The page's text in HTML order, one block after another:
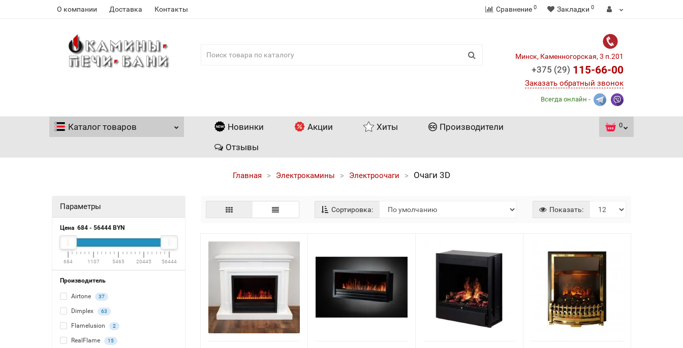
О компании Доставка Контакты Сравнение 0 Закладки 0
Минск, Каменногорская, 3 п.201
+375 (29) 115-66-00
Заказать обратный звонок
Всегда онлайн -
Каталог товаров Новинки Акции Хиты
Производители
Отзывы
0
Главная Электрокамины Электроочаги Очаги 3D
Параметры
Цена 684 - 56444 BYN
684 1107 5465 20445 56444
Производитель
Airtone 37
Dimplex 63
Flamelusion 2
RealFlame 15
Сортировка: Показать: